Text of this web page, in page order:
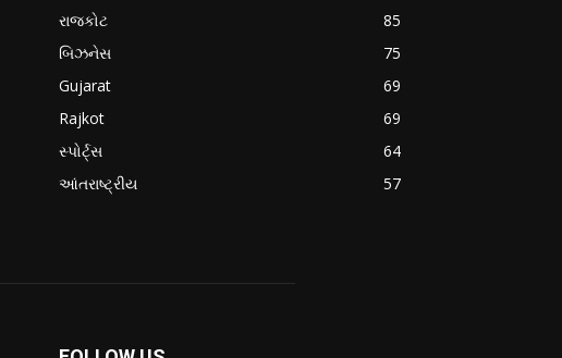
રાજકોટ
85
બિઝનેસ
75
Gujarat
69
Rajkot
69
સ્પોર્ટ્સ
64
આંતરાષ્ટ્રીય
57